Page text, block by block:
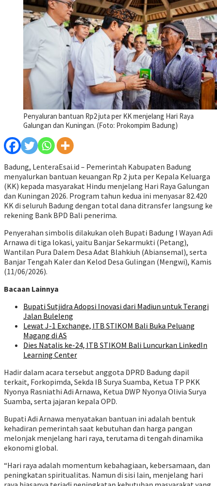
Penyaluran bantuan Rp2 juta per KK menjelang Hari Raya
Galungan dan Kuningan. (Foto: Prokompim Badung)
Badung, LenteraEsai.id – Pemerintah Kabupaten Badung
menyalurkan bantuan keuangan Rp 2 juta per Kepala Keluarga
(KK) kepada masyarakat Hindu menjelang Hari Raya Galungan
dan Kuningan 2026. Program tahun kedua ini menyasar 82.420
KK di seluruh Badung dengan total dana ditransfer langsung ke
rekening Bank BPD Bali penerima.
Penyerahan simbolis dilakukan oleh Bupati Badung I Wayan Adi
Arnawa di tiga lokasi, yaitu Banjar Sekarmukti (Petang),
Wantilan Pura Dalem Desa Adat Blahkiuh (Abiansemal), serta
Banjar Tengah Kaler dan Kelod Desa Gulingan (Mengwi), Kamis
(11/06/2026).
Bacaan Lainnya
Bupati Sutjidra Adopsi Inovasi dari Madiun untuk Terangi
Jalan Buleleng
Lewat J-1 Exchange, ITB STIKOM Bali Buka Peluang
Magang di AS
Dies Natalis ke-24, ITB STIKOM Bali Luncurkan LinkedIn
Learning Center
Hadir dalam acara tersebut anggota DPRD Badung dapil
terkait, Forkopimda, Sekda IB Surya Suamba, Ketua TP PKK
Nyonya Rasniathi Adi Arnawa, Ketua DWP Nyonya Olivia Surya
Suamba, serta jajaran kepala OPD.
Bupati Adi Arnawa menyatakan bantuan ini adalah bentuk
kehadiran pemerintah saat kebutuhan dan harga pangan
melonjak menjelang hari raya, terutama di tengah dinamika
ekonomi global.
“Hari raya adalah momentum kebahagiaan, kebersamaan, dan
peningkatan spiritualitas. Namun di sisi lain, menjelang hari